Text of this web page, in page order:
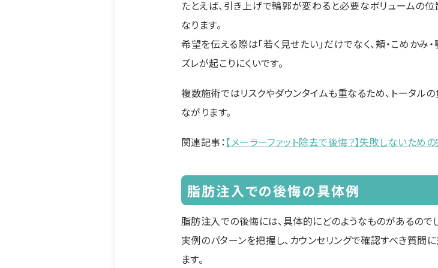
たとえば、引き上げで輪郭が変わると必要なボリュームの
なります。
希望を伝える際は「若く見せたい」だけでなく、頬・こめかみ
ズレが起こりにくいです。
複数施術ではリスクやダウンタイムも重なるため、トータ
ながります。
関連記事：【メーラーファット除去で後悔？】失敗しないため
脂肪注入での後悔の具体例
脂肪注入での後悔には、具体的にどのようなものがあるのでし
実例のパターンを把握し、カウンセリングで確認すべき質問
ます。